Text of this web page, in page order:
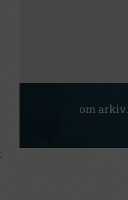
om
;